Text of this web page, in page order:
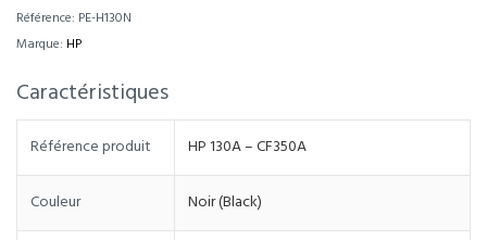
Référence: PE-H130N
Marque: HP
Caractéristiques
Référence produit HP 130A – CF350A
Couleur Noir (Black)